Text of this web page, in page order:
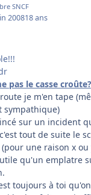
SNCF
200818 ans
pas le casse
je m'en tape
sympathique)
sur un incident
tout de suite le
une raison x ou
qu'un emplatre
toujours à toi